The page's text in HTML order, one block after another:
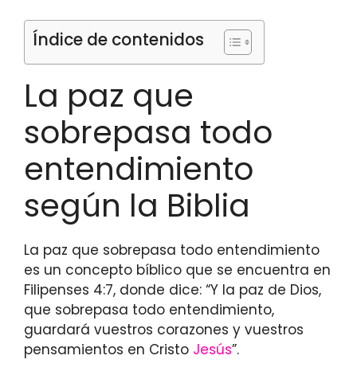
Índice de contenidos
La paz que
sobrepasa todo
entendimiento
según la Biblia
La paz que sobrepasa todo entendimiento
es un concepto bíblico que se encuentra en
Filipenses 4:7, donde dice: “Y la paz de Dios,
que sobrepasa todo entendimiento,
guardará vuestros corazones y vuestros
pensamientos en Cristo Jesús”.